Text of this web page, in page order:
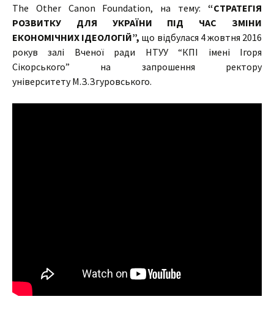
The Other Canon Foundation, на тему: “СТРАТЕГІЯ
РОЗВИТКУ ДЛЯ УКРАЇНИ ПІД ЧАС ЗМІНИ
ЕКОНОМІЧНИХ ІДЕОЛОГІЙ”, що відбулася 4 жовтня 2016
рокув залі Вченої ради НТУУ “КПІ імені Ігоря
Сікорського” на запрошення ректору
університету М.З.Згуровського.